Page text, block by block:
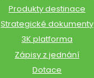
Produkty destinace
Strategické dokumenty
3K platforma
Zápisy z jednání
Dotace